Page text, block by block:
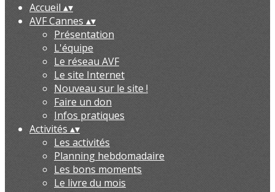
Accueil ▴▾
AVF Cannes ▴▾
Présentation
L'équipe
Le réseau AVF
Le site Internet
Nouveau sur le site !
Faire un don
Infos pratiques
Activités ▴▾
Les activités
Planning hebdomadaire
Les bons moments
Le livre du mois